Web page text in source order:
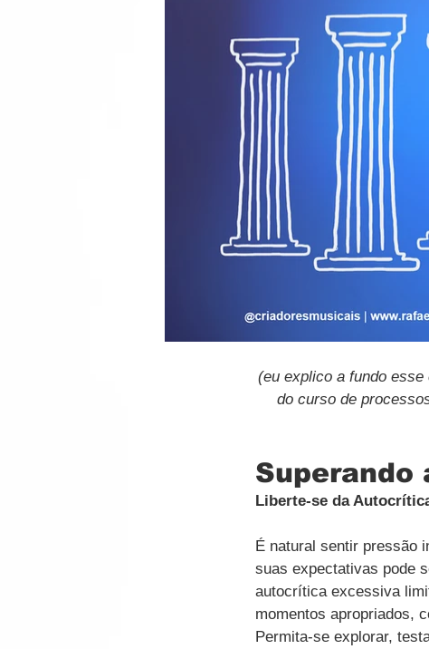
(eu explico a fundo
do curso de
Superando
Liberte-se da
É natural sentir pressão
suas expectativas pode
autocrítica excessiva
momentos apropriados,
Permita-se explorar,